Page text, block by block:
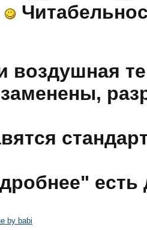
воздушная
заменены,
есть
by babi